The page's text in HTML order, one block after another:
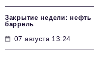
Закрытие недели: нефть
баррель
07 августа 13:24